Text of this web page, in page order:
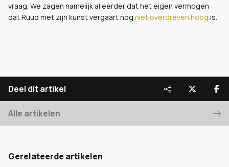
vraag. We zagen namelijk al eerder dat het eigen vermogen
dat Ruud met zijn kunst vergaart nog niet overdreven hoog is.
Deel dit artikel
Alle artikelen
Gerelateerde artikelen